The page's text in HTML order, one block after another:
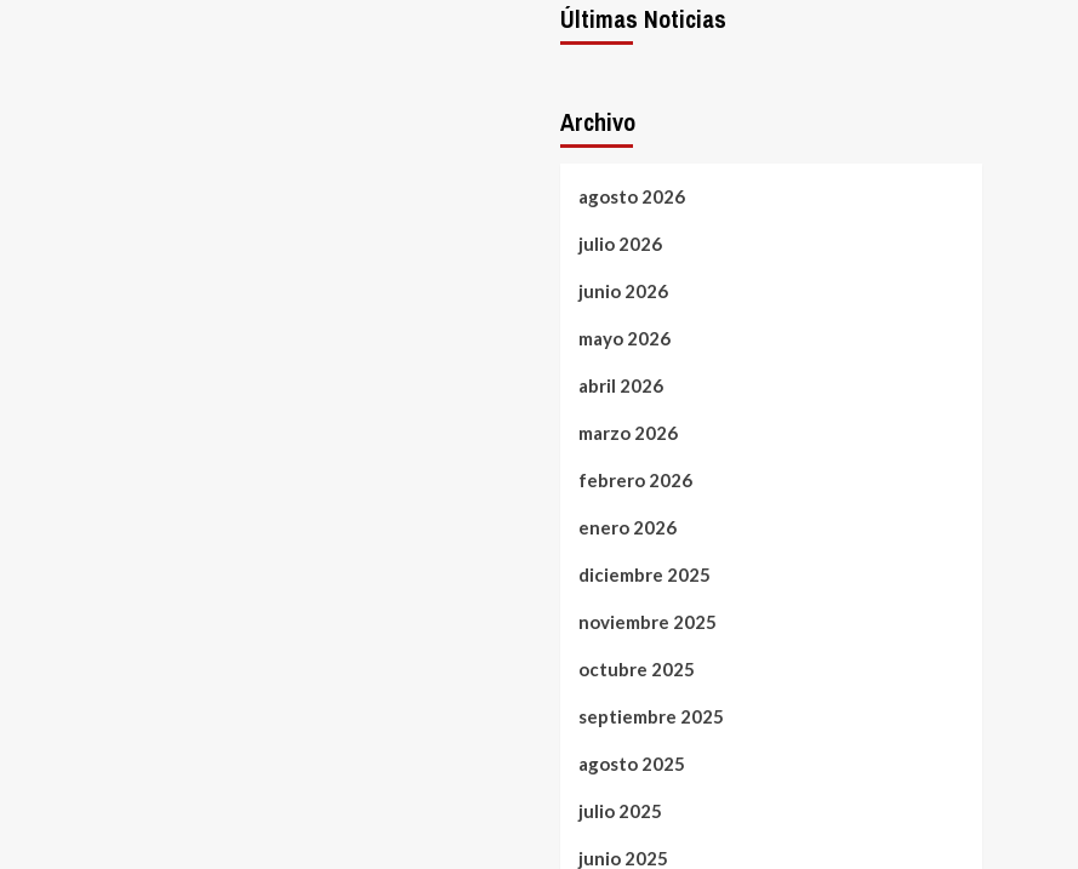
Últimas Noticias
Archivo
agosto 2026
julio 2026
junio 2026
mayo 2026
abril 2026
marzo 2026
febrero 2026
enero 2026
diciembre 2025
noviembre 2025
octubre 2025
septiembre 2025
agosto 2025
julio 2025
junio 2025